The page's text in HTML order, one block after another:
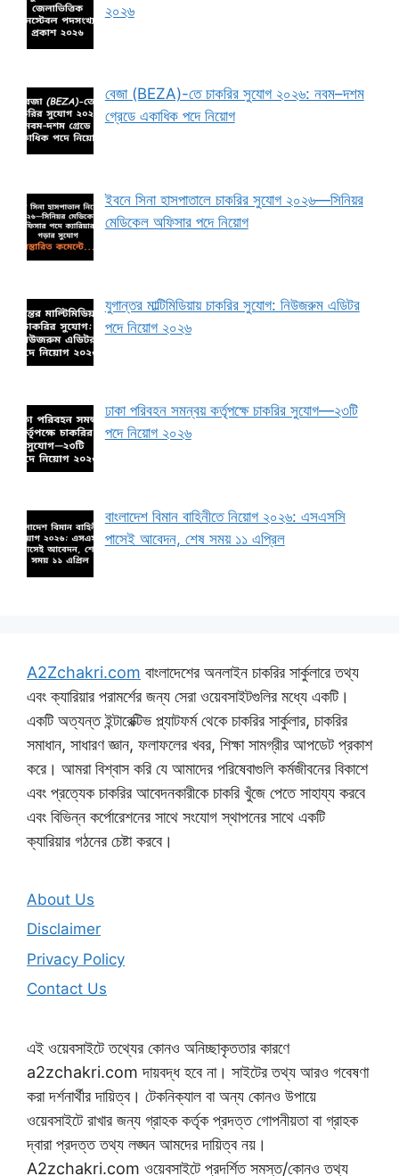
২০২৬
বেজা (BEZA)-তে চাকরির সুযোগ ২০২৬: নবম–দশম
গ্রেডে একাধিক পদে নিয়োগ
ইবনে সিনা হাসপাতালে চাকরির সুযোগ ২০২৬—সিনিয়র
মেডিকেল অফিসার পদে নিয়োগ
যুগান্তর মাল্টিমিডিয়ায় চাকরির সুযোগ: নিউজরুম এডিটর
পদে নিয়োগ ২০২৬
ঢাকা পরিবহন সমন্বয় কর্তৃপক্ষে চাকরির সুযোগ—২৩টি
পদে নিয়োগ ২০২৬
বাংলাদেশ বিমান বাহিনীতে নিয়োগ ২০২৬: এসএসসি
পাসেই আবেদন, শেষ সময় ১১ এপ্রিল
A2Zchakri.com বাংলাদেশের অনলাইন চাকরির সার্কুলারে তথ্য
এবং ক্যারিয়ার পরামর্শের জন্য সেরা ওয়েবসাইটগুলির মধ্যে একটি।
একটি অত্যন্ত ইন্টারেক্টিভ প্ল্যাটফর্ম থেকে চাকরির সার্কুলার, চাকরির
সমাধান, সাধারণ জ্ঞান, ফলাফলের খবর, শিক্ষা সামগ্রীর আপডেট প্রকাশ
করে। আমরা বিশ্বাস করি যে আমাদের পরিষেবাগুলি কর্মজীবনের বিকাশে
এবং প্রত্যেক চাকরির আবেদনকারীকে চাকরি খুঁজে পেতে সাহায্য করবে
এবং বিভিন্ন কর্পোরেশনের সাথে সংযোগ স্থাপনের সাথে একটি
ক্যারিয়ার গঠনের চেষ্টা করবে।
About Us
Disclaimer
Privacy Policy
Contact Us
এই ওয়েবসাইটে তথ্যের কোনও অনিচ্ছাকৃততার কারণে
a2zchakri.com দায়বদ্ধ হবে না। সাইটের তথ্য আরও গবেষণা
করা দর্শনার্থীর দায়িত্ব। টেকনিক্যাল বা অন্য কোনও উপায়ে
ওয়েবসাইটে রাখার জন্য গ্রাহক কর্তৃক প্রদত্ত গোপনীয়তা বা গ্রাহক
দ্বারা প্রদত্ত তথ্য লঙ্ঘন আমদের দায়িত্ব নয়।
A2zchakri.com ওয়েবসাইটে প্রদর্শিত সমস্ত/কোনও তথ্য